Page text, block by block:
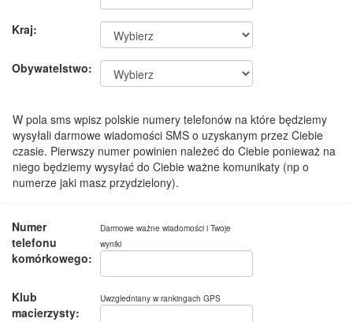
Kraj:
Obywatelstwo:
W pola sms wpisz polskie numery telefonów na które będziemy
wysyłali darmowe wiadomości SMS o uzyskanym przez Ciebie
czasie. Pierwszy numer powinien należeć do Ciebie ponieważ na
niego będziemy wysyłać do Ciebie ważne komunikaty (np o
numerze jaki masz przydzielony).
Numer
telefonu
komórkowego:
Darmowe ważne wiadomości i Twoje
wyniki
Klub
macierzysty:
Uwzgledniany w rankingach GPS